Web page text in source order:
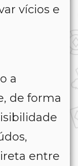
vícios e
a
de forma
entre